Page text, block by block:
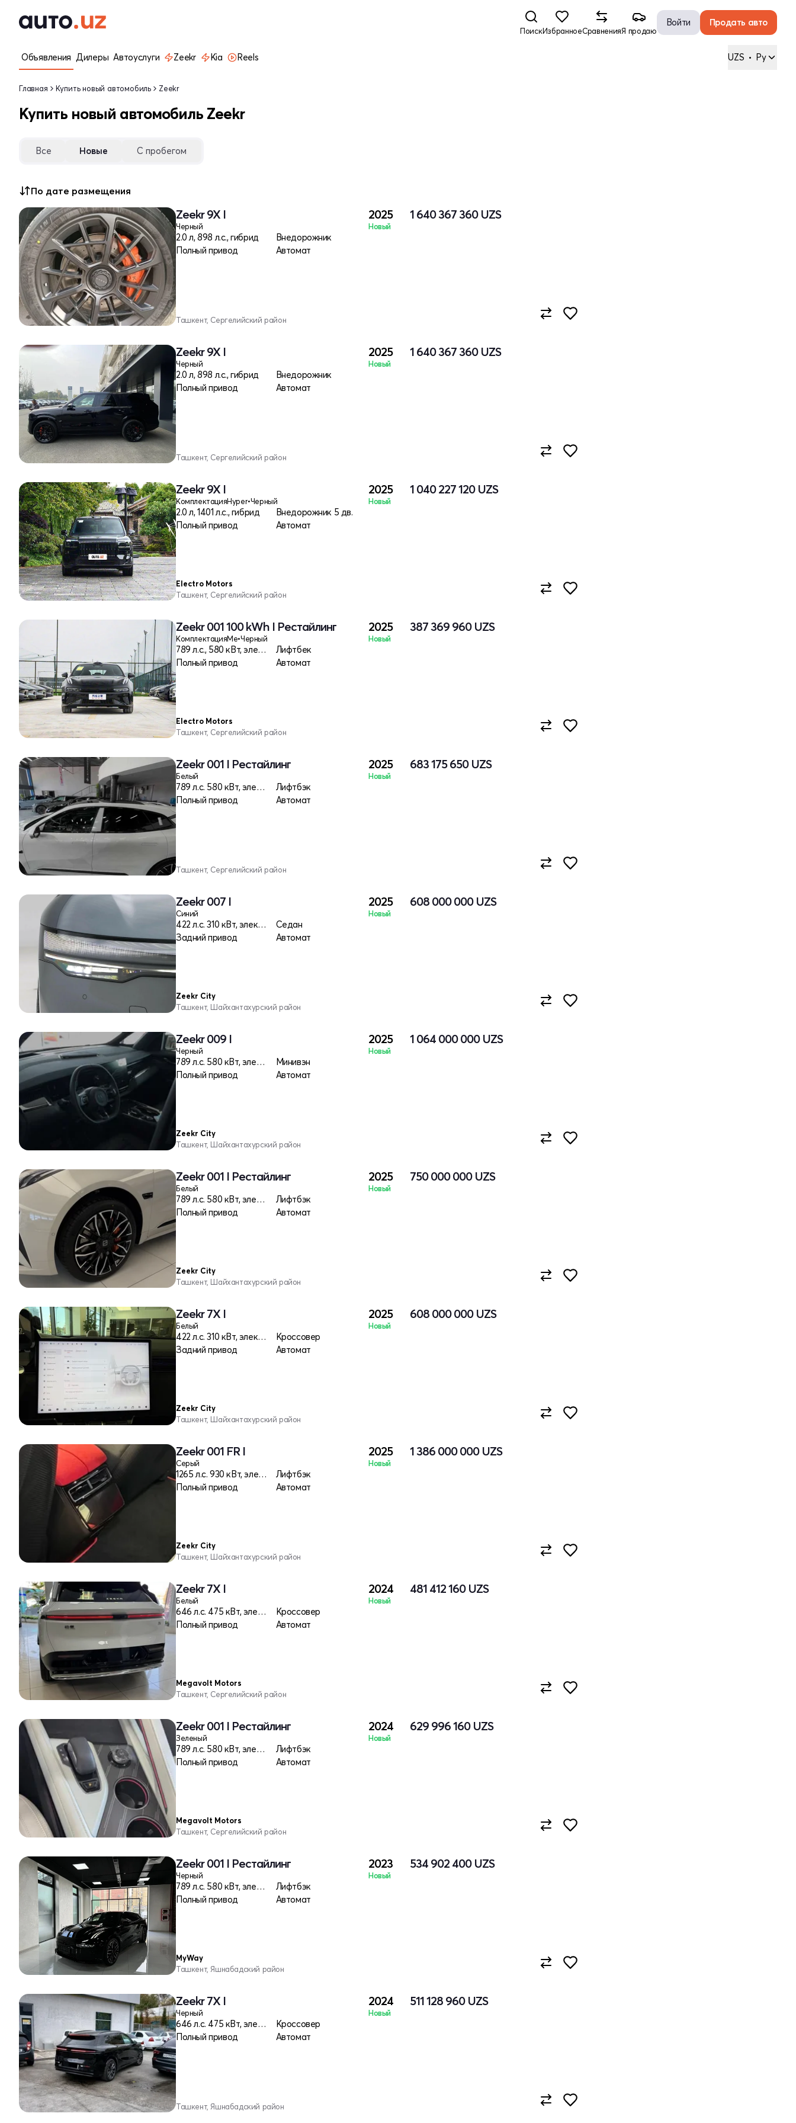
ПоискИзбранноеСравненияЯ продаю
Войти Продать авто
Объявления Дилеры Автоуслуги Zeekr Kia Reels UZS • Ру
Главная Купить новый автомобиль Zeekr
Купить новый автомобиль Zeekr
Все Новые С пробегом
По дате размещения
Zeekr 9X I
Черный
2.0 л, 898 л.с., гибрид
Внедорожник
Полный привод
Автомат
2025
Новый
1 640 367 360 UZS
Ташкент, Сергелийский район
Zeekr 9X I
Черный
2.0 л, 898 л.с., гибрид
Внедорожник
Полный привод
Автомат
2025
Новый
1 640 367 360 UZS
Ташкент, Сергелийский район
Zeekr 9X I
КомплектацияHyper•Черный
2.0 л, 1401 л.с., гибрид
Внедорожник 5 дв.
Полный привод
Автомат
2025
Новый
1 040 227 120 UZS
Electro Motors
Ташкент, Сергелийский район
Zeekr 001 100 kWh I Рестайлинг
КомплектацияMe•Черный
789 л.с., 580 кВт, электро
Лифтбек
Полный привод
Автомат
2025
Новый
387 369 960 UZS
Electro Motors
Ташкент, Сергелийский район
Zeekr 001 I Рестайлинг
Белый
789 л.c. 580 кВт, электро
Лифтбэк
Полный привод
Автомат
2025
Новый
683 175 650 UZS
Ташкент, Сергелийский район
Zeekr 007 I
Синий
422 л.c. 310 кВт, электро
Седан
Задний привод
Автомат
2025
Новый
608 000 000 UZS
Zeekr City
Ташкент, Шайхантахурский район
Zeekr 009 I
Черный
789 л.c. 580 кВт, электро
Минивэн
Полный привод
Автомат
2025
Новый
1 064 000 000 UZS
Zeekr City
Ташкент, Шайхантахурский район
Zeekr 001 I Рестайлинг
Белый
789 л.c. 580 кВт, электро
Лифтбэк
Полный привод
Автомат
2025
Новый
750 000 000 UZS
Zeekr City
Ташкент, Шайхантахурский район
Zeekr 7X I
Белый
422 л.c. 310 кВт, электро
Кроссовер
Задний привод
Автомат
2025
Новый
608 000 000 UZS
Zeekr City
Ташкент, Шайхантахурский район
Zeekr 001 FR I
Серый
1265 л.c. 930 кВт, электро
Лифтбэк
Полный привод
Автомат
2025
Новый
1 386 000 000 UZS
Zeekr City
Ташкент, Шайхантахурский район
Zeekr 7X I
Белый
646 л.c. 475 кВт, электро
Кроссовер
Полный привод
Автомат
2024
Новый
481 412 160 UZS
Megavolt Motors
Ташкент, Сергелийский район
Zeekr 001 I Рестайлинг
Зеленый
789 л.c. 580 кВт, электро
Лифтбэк
Полный привод
Автомат
2024
Новый
629 996 160 UZS
Megavolt Motors
Ташкент, Сергелийский район
Zeekr 001 I Рестайлинг
Черный
789 л.c. 580 кВт, электро
Лифтбэк
Полный привод
Автомат
2023
Новый
534 902 400 UZS
MyWay
Ташкент, Яшнабадский район
Zeekr 7X I
Черный
646 л.c. 475 кВт, электро
Кроссовер
Полный привод
Автомат
2024
Новый
511 128 960 UZS
Ташкент, Яшнабадский район